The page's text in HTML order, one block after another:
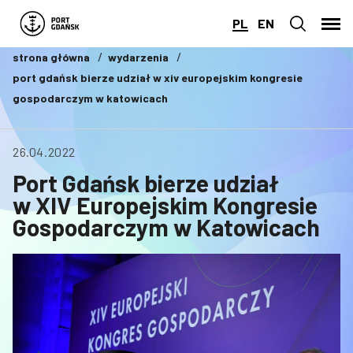
PL EN
strona główna
wydarzenia
port gdańsk bierze udział w xiv europejskim kongresie
gospodarczym w katowicach
26.04.2022
Port Gdańsk bierze udział
w XIV Europejskim Kongresie
Gospodarczym w Katowicach